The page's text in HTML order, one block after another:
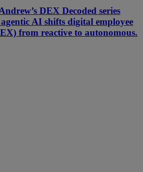
DEX Decoded series
AI shifts digital employee
from reactive to autonomous.